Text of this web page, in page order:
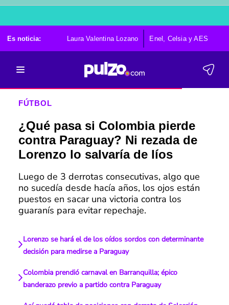
Es noticia: Laura Valentina Lozano Enel, Celsia y AES
FÚTBOL
¿Qué pasa si Colombia pierde
contra Paraguay? Ni rezada de
Lorenzo lo salvaría de líos
Luego de 3 derrotas consecutivas, algo que
no sucedía desde hacía años, los ojos están
puestos en sacar una victoria contra los
guaranís para evitar repechaje.
Lorenzo se hará el de los oídos sordos con determinante
decisión para medirse a Paraguay
Colombia prendió carnaval en Barranquilla; épico
banderazo previo a partido contra Paraguay